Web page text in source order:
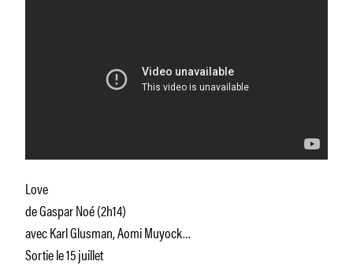
Love
de Gaspar Noé (2h14)
avec Karl Glusman, Aomi Muyock…
Sortie le 15 juillet